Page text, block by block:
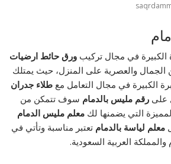
الكبيرة في مجال تركيبورق حائط ارضيات
والعصرية على المنزل، حيث يمتلك
الكبيرة في مجال التعامل معطلاء جدران
علىرقم مليس بالدمام سوف تتمكن من
التي يضمنها لكمعلم مليس الدمام
معلم لياسة بالدمام تعتبر مناسبة وتأتي في
العربية السعودية.